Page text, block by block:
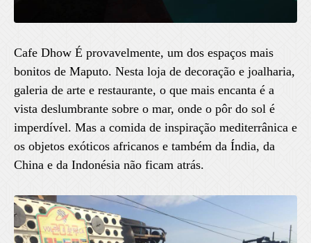
Cafe Dhow É provavelmente, um dos espaços mais
bonitos de Maputo. Nesta loja de decoração e joalharia,
galeria de arte e restaurante, o que mais encanta é a
vista deslumbrante sobre o mar, onde o pôr do sol é
imperdível. Mas a comida de inspiração mediterrânica e
os objetos exóticos africanos e também da Índia, da
China e da Indonésia não ficam atrás.